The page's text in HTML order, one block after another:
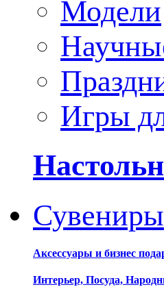
Модели
Игры
Сувениры
Аксессуары и бизнес
Интерьер, Посуда,